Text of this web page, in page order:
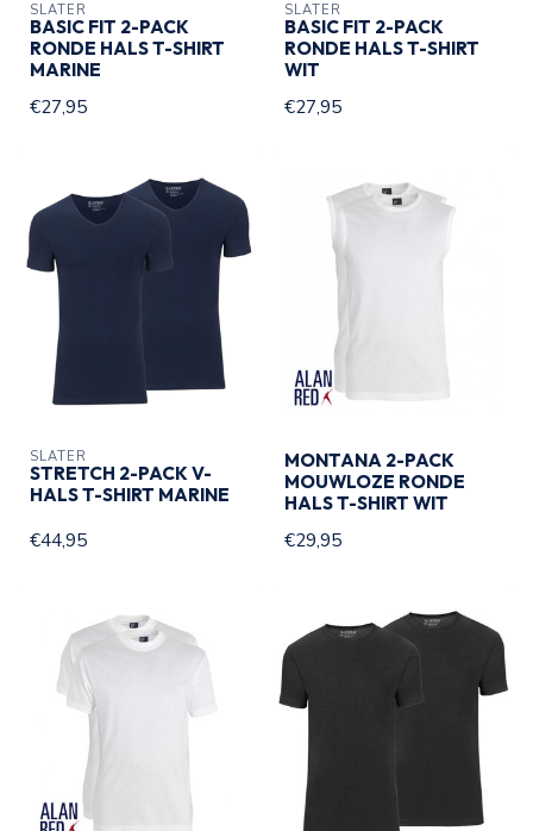
SLATER
BASIC FIT 2-PACK
RONDE HALS T-SHIRT
MARINE
€27,95
SLATER
BASIC FIT 2-PACK
RONDE HALS T-SHIRT
WIT
€27,95
SLATER
STRETCH 2-PACK V-
HALS T-SHIRT MARINE
€44,95
MONTANA 2-PACK
MOUWLOZE RONDE
HALS T-SHIRT WIT
€29,95